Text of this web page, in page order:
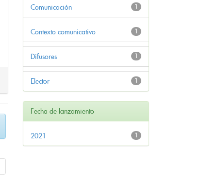
1
Comunicación
1
Contexto comunicativo
1
Difusores
1
Elector
Fecha de lanzamiento
1
2021